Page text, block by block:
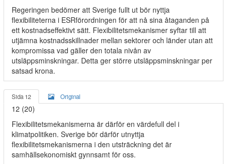
Regeringen bedömer att Sverige fullt ut bör nyttja
flexibiliteterna i ESRförordningen för att nå sina åtaganden på
ett kostnadseffektivt sätt. Flexibilitetsmekanismer syftar till att
utjämna kostnadsskillnader mellan sektorer och länder utan att
kompromissa vad gäller den totala nivån av
utsläppsminskningar. Detta ger större utsläppsminskningar per
satsad krona.
Sida 12 Original
12 (20)
Flexibilitetsmekanismerna är därför en värdefull del i
klimatpolitiken. Sverige bör därför utnyttja
flexibilitetsmekanismerna i den utsträckning det är
samhällsekonomiskt gynnsamt för oss.